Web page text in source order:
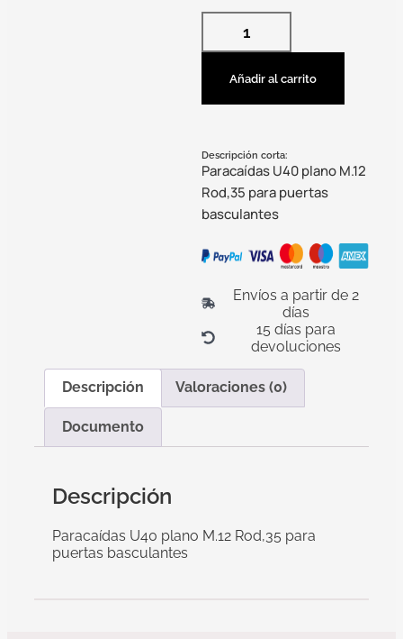
Añadir al carrito
Descripción corta:
Paracaídas U40 plano M.12
Rod,35 para puertas
basculantes
Envíos a partir de 2
días
15 días para
devoluciones
Descripción Valoraciones (0)
Documento
Descripción
Paracaídas U40 plano M.12 Rod,35 para
puertas basculantes